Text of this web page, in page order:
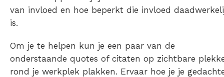
van invloed en hoe beperkt die invloed
is.
Om je te helpen kun je een paar van de
onderstaande quotes of citaten op zichtbare
rond je werkplek plakken. Ervaar hoe je je